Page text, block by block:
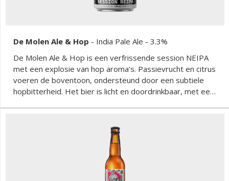
De Molen Ale & Hop - India Pale Ale - 3.3%
De Molen Ale & Hop is een verfrissende session NEIPA
met een explosie van hop aroma’s. Passievrucht en citrus
voeren de boventoon, ondersteund door een subtiele
hopbitterheid. Het bier is licht en doordrinkbaar, met een